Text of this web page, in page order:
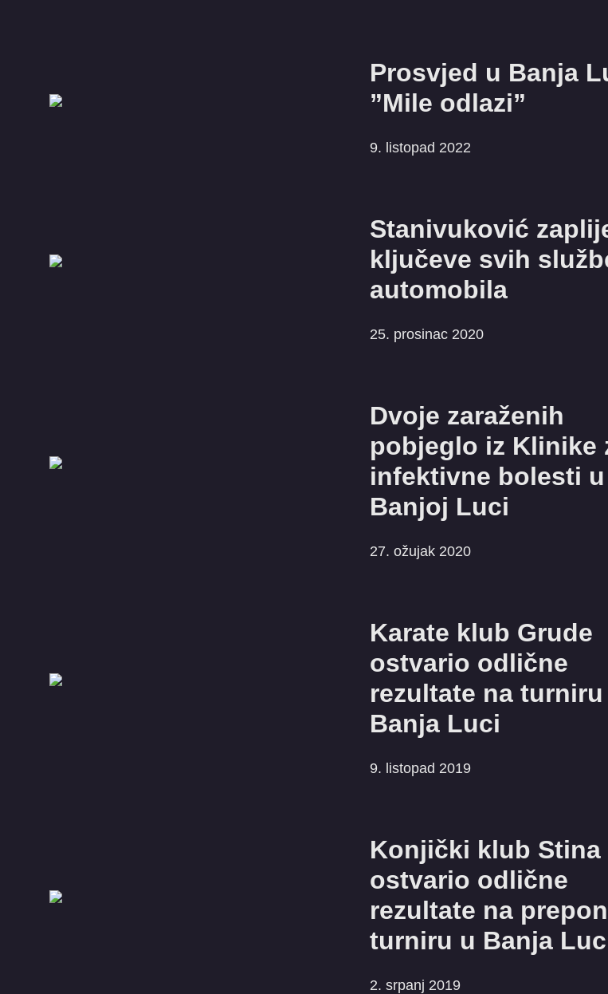
Prosvjed u Banja
”Mile odlazi”
9. listopad 2022
Stanivuković
ključeve svih
automobila
25. prosinac 2020
Dvoje zaraženih
pobjeglo iz Klinike
infektivne bolesti u
Banjoj Luci
27. ožujak 2020
Karate klub Grude
ostvario odlične
rezultate na turniru
Banja Luci
9. listopad 2019
Konjički klub Stina
ostvario odlične
rezultate na
turniru u Banja
2. srpanj 2019